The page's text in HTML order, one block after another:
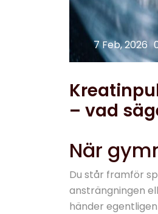
7 Feb, 2026
– vad
När
Du står framför
ansträngningen
händer